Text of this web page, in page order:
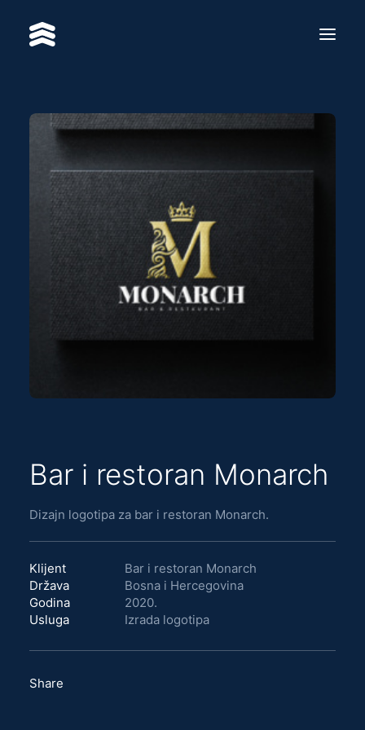
SERVICES
RE·BRAND
ABOUT US
CONTACT
Bar i restoran Monarch
Dizajn logotipa za bar i restoran Monarch.
Klijent
Bar i restoran Monarch
Država
Bosna i Hercegovina
Godina
2020.
Usluga
Izrada logotipa
Share